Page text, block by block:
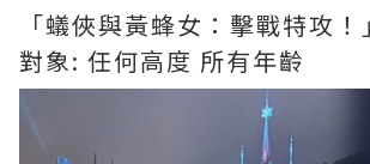
「蟻俠與黃蜂女：擊戰特攻！」
對象: 任何高度 所有年齡